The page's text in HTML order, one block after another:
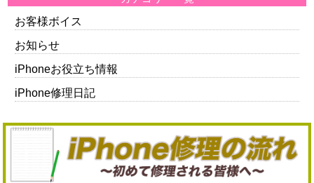
お客様ボイス
お知らせ
iPhoneお役立ち情報
iPhone修理日記